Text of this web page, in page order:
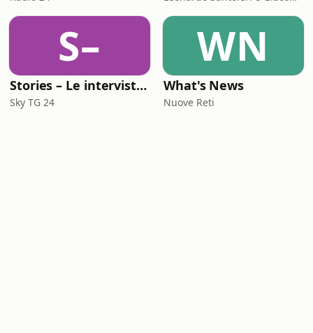
S–
Stories – Le interviste di Omar Schillaci
Sky TG 24
WN
What's News
Nuove Reti